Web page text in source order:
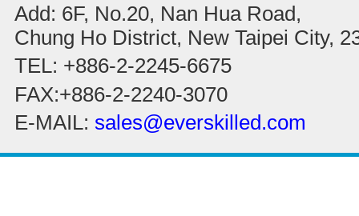
Add: 6F, No.20, Nan Hua Road,
Chung Ho District, New Taipei City,
TEL: +886-2-2245-6675
FAX:+886-2-2240-3070
E-MAIL: sales@everskilled.com